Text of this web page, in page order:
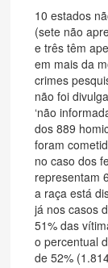
10 estados
(sete não
e três têm
em mais da
crimes
não foi
‘não
dos 889
foram
no caso dos
representam
a raça está
já nos casos
51% das
o percentual
de 52%